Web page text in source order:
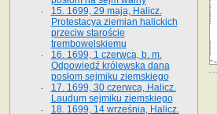
15. 1699, 29 maja, Halicz.
Protestacya ziemian halickich
przeciw staroście
trembowelskiemu
16. 1699, 1 czerwca, b. m.
Odpowiedź królewska dana
posłom sejmiku ziemskiego
17. 1699, 30 czerwca, Halicz.
Laudum sejmiku ziemskiego
18. 1699, 14 września, Halicz.